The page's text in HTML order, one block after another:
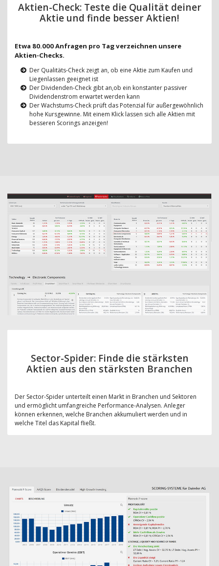
Aktien-Check: Teste die Qualität deiner
Aktie und finde besser Aktien!
Etwa 80.000 Anfragen pro Tag verzeichnen unsere
Aktien-Checks.
Der Qualitäts-Check zeigt an, ob eine Aktie zum Kaufen und
Liegenlassen geeignet ist
Der Dividenden-Check gibt an,ob ein konstanter passiver
Dividendenstrom erwartet werden kann
Der Wachstums-Check prüft das Potenzial für außergewöhnlich
hohe Kursgewinne. Mit einem Klick lassen sich alle Aktien mit
besseren Scorings anzeigen!
Sector-Spider: Finde die stärksten
Aktien aus den stärksten Branchen
Der Sector-Spider unterteilt einen Markt in Branchen und Sektoren
und ermöglicht umfangreiche Performance-Analysen. Anleger
können erkennen, welche Branchen akkumuliert werden und in
welche Titel das Kapital fließt.